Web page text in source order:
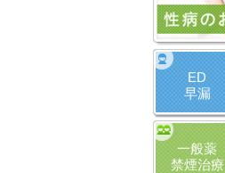
ED
早漏
一般薬
禁煙治療